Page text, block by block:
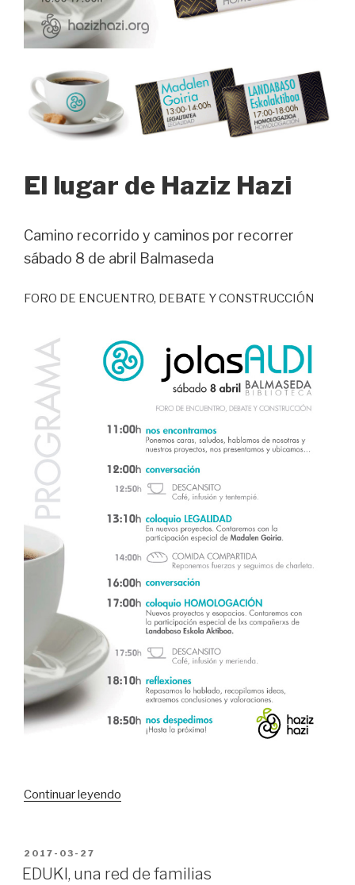
El lugar de Haziz Hazi
Camino recorrido y caminos por recorrer
sábado 8 de abril Balmaseda
FORO DE ENCUENTRO, DEBATE Y CONSTRUCCIÓN
Continuar leyendo
2017”
PUBLICADO
EN
2017-03-27
EDUKI, una red de familias